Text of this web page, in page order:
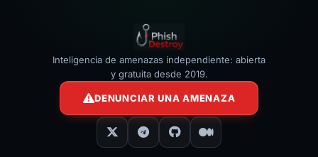
Inteligencia de amenazas independiente: abierta
y gratuita desde 2019.
DENUNCIAR UNA AMENAZA